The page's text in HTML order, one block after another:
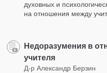
духовных и
на отношения между
Недоразумения в
учителя
Д-р Александр Берзин